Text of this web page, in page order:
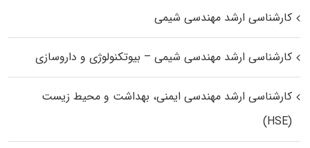
کارشناسی ارشد مهندسی شیمی
کارشناسی ارشد مهندسی شیمی – بیوتکنولوژی و داروسازی
کارشناسی ارشد مهندسی ایمنی، بهداشت و محیط زیست
(HSE)